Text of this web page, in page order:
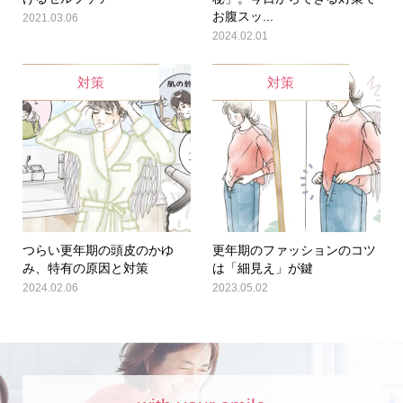
2021.03.06
お腹スッ...
2024.02.01
対策
つらい更年期の頭皮のかゆ
み、特有の原因と対策
2024.02.06
対策
更年期のファッションのコツ
は「細見え」が鍵
2023.05.02